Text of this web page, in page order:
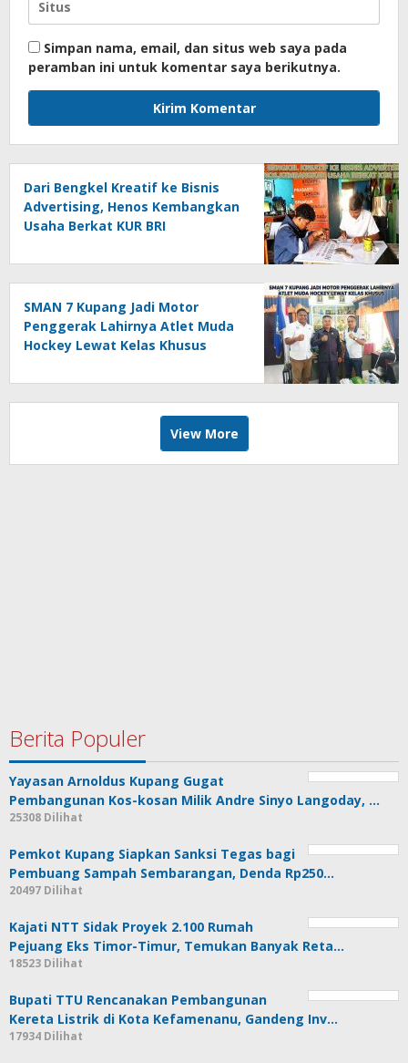
Simpan nama, email, dan situs web saya pada
peramban ini untuk komentar saya berikutnya.
Dari Bengkel Kreatif ke Bisnis
Advertising, Henos Kembangkan
Usaha Berkat KUR BRI
SMAN 7 Kupang Jadi Motor
Penggerak Lahirnya Atlet Muda
Hockey Lewat Kelas Khusus
View More
Berita Populer
Yayasan Arnoldus Kupang Gugat
Pembangunan Kos-kosan Milik Andre Sinyo Langoday, …
25308 Dilihat
Pemkot Kupang Siapkan Sanksi Tegas bagi
Pembuang Sampah Sembarangan, Denda Rp250…
20497 Dilihat
Kajati NTT Sidak Proyek 2.100 Rumah
Pejuang Eks Timor-Timur, Temukan Banyak Reta…
18523 Dilihat
Bupati TTU Rencanakan Pembangunan
Kereta Listrik di Kota Kefamenanu, Gandeng Inv…
17934 Dilihat